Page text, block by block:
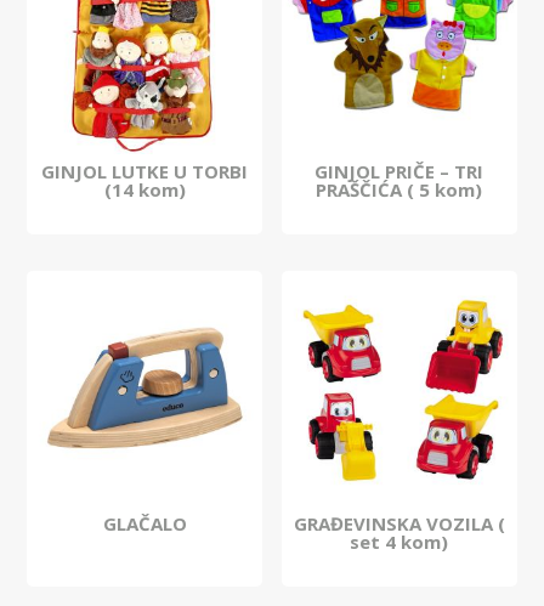
GINJOL LUTKE U TORBI
(14 kom)
GINJOL PRIČE – TRI
PRAŠČIĆA ( 5 kom)
GLAČALO GRAĐEVINSKA VOZILA (
set 4 kom)